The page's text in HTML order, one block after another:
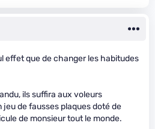
effet que de changer les habitudes
ils suffira aux voleurs
jeu de fausses plaques doté de
de monsieur tout le monde.